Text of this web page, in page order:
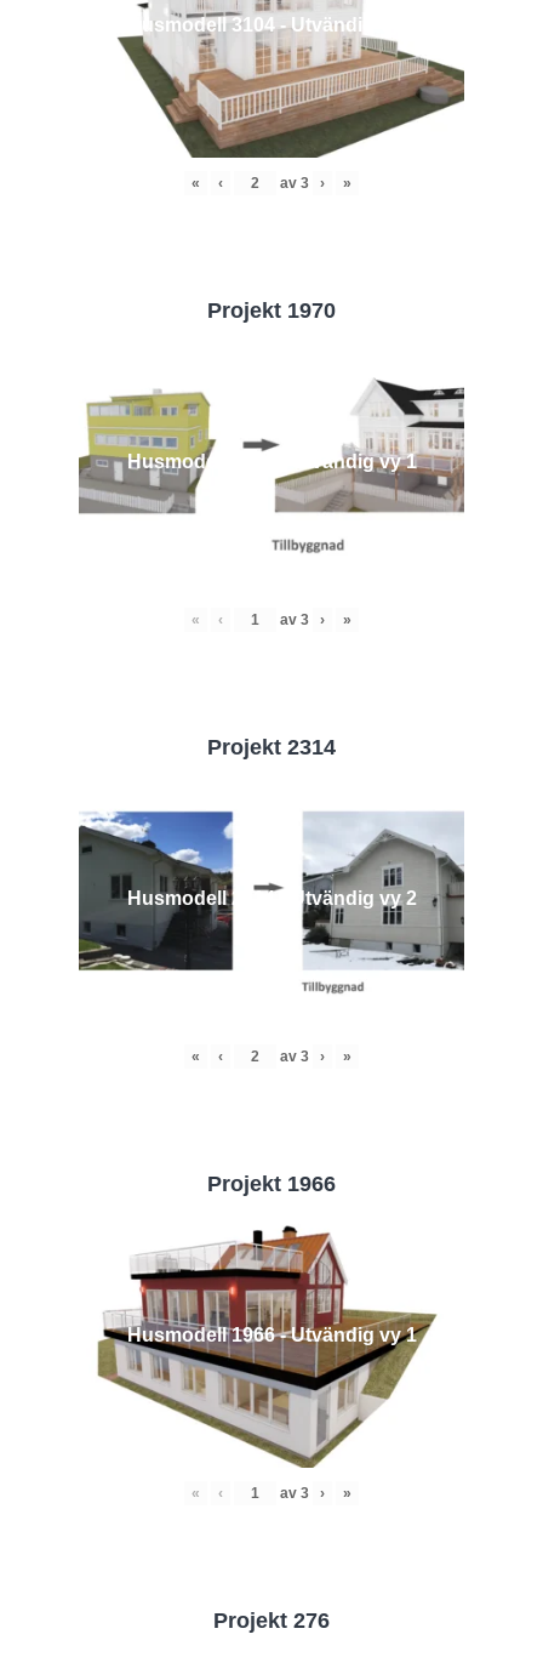
Husmodell 3104 - Utvändig vy 2
« ‹ av 3 › »
Projekt 1970
Husmodell 1970 - Utvändig vy 1
« ‹ av 3 › »
Projekt 2314
Husmodell 2314 - Utvändig vy 2
« ‹ av 3 › »
Projekt 1966
Husmodell 1966 - Utvändig vy 1
« ‹ av 3 › »
Projekt 276